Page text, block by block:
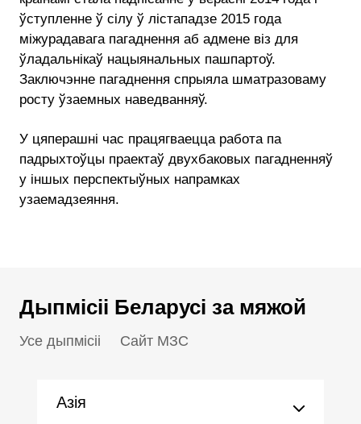
ўступленне ў сілу ў лістападзе 2015 года
міжурадавага пагаднення аб адмене віз для
ўладальнікаў нацыянальных пашпартоў.
Заключэнне пагаднення спрыяла шматразоваму
росту ўзаемных наведванняў.
У цяперашні час працягваецца работа па
падрыхтоўцы праектаў двухбаковых пагадненняў
у іншых перспектыўных напрамках
узаемадзеяння.
Дыпмісіі Беларусі за мяжой
Усе дыпмісіі Сайт МЗС
Азія